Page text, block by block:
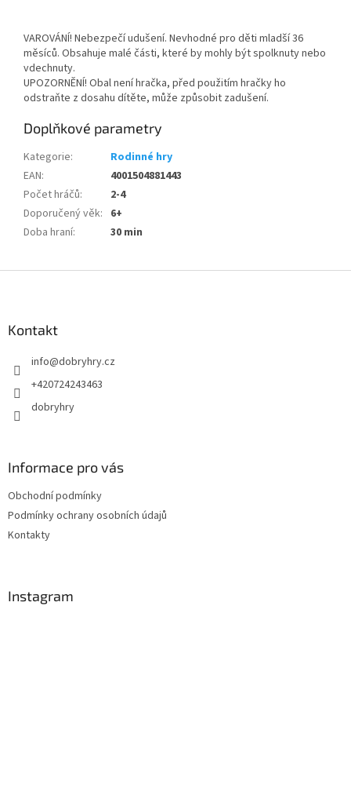
VAROVÁNÍ! Nebezpečí udušení. Nevhodné pro děti mladší 36
měsíců. Obsahuje malé části, které by mohly být spolknuty nebo
vdechnuty.
UPOZORNĚNÍ! Obal není hračka, před použitím hračky ho
odstraňte z dosahu dítěte, může způsobit zadušení.
Doplňkové parametry
Kategorie:
Rodinné hry
EAN:
4001504881443
Počet hráčů:
2-4
Doporučený věk: 6+
Doba hraní: 30 min
Kontakt
info@dobryhry.cz
+420724243463
dobryhry
Informace pro vás
Obchodní podmínky
Podmínky ochrany osobních údajů
Kontakty
Instagram